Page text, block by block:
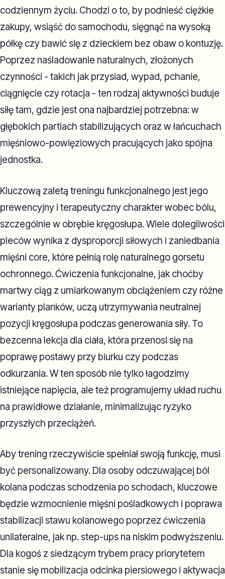
codziennym życiu. Chodzi o to, by podnieść ciężkie
zakupy, wsiąść do samochodu, sięgnąć na wysoką
półkę czy bawić się z dzieckiem bez obaw o kontuzję.
Poprzez naśladowanie naturalnych, złożonych
czynności - takich jak przysiad, wypad, pchanie,
ciągnięcie czy rotacja - ten rodzaj aktywności buduje
siłę tam, gdzie jest ona najbardziej potrzebna: w
głębokich partiach stabilizujących oraz w łańcuchach
mięśniowo-powięziowych pracujących jako spójna
jednostka.
Kluczową zaletą treningu funkcjonalnego jest jego
prewencyjny i terapeutyczny charakter wobec bólu,
szczególnie w obrębie kręgosłupa. Wiele dolegliwości
pleców wynika z dysproporcji siłowych i zaniedbania
mięśni core, które pełnią rolę naturalnego gorsetu
ochronnego. Ćwiczenia funkcjonalne, jak choćby
martwy ciąg z umiarkowanym obciążeniem czy różne
warianty planków, uczą utrzymywania neutralnej
pozycji kręgosłupa podczas generowania siły. To
bezcenna lekcja dla ciała, która przenosi się na
poprawę postawy przy biurku czy podczas
odkurzania. W ten sposób nie tylko łagodzimy
istniejące napięcia, ale też programujemy układ ruchu
na prawidłowe działanie, minimalizując ryzyko
przyszłych przeciążeń.
Aby trening rzeczywiście spełniał swoją funkcję, musi
być personalizowany. Dla osoby odczuwającej ból
kolana podczas schodzenia po schodach, kluczowe
będzie wzmocnienie mięśni pośladkowych i poprawa
stabilizacji stawu kolanowego poprzez ćwiczenia
unilateralne, jak np. step-ups na niskim podwyższeniu.
Dla kogoś z siedzącym trybem pracy priorytetem
stanie się mobilizacja odcinka piersiowego i aktywacja